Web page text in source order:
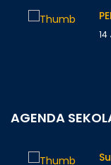
14
AGENDA